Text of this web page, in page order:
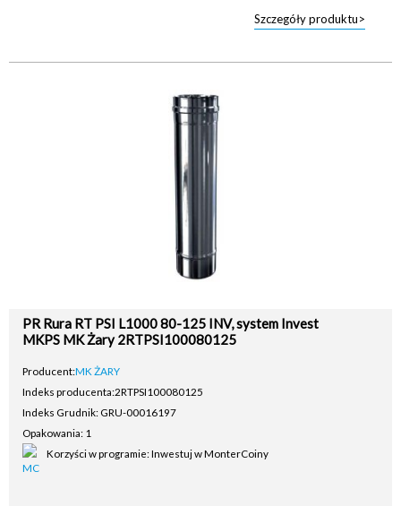
Szczegóły produktu>
PR Rura RT PSI L1000 80-125 INV, system Invest
MKPS MK Żary 2RTPSI100080125
Producent:MK ŻARY
Indeks producenta:2RTPSI100080125
Indeks Grudnik: GRU-00016197
Opakowania: 1
Korzyści w programie: Inwestuj w MonterCoiny